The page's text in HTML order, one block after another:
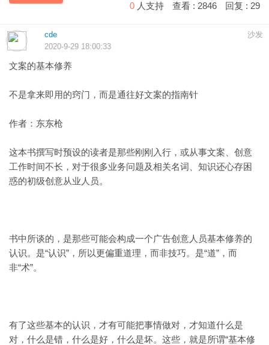
0 人支持 查看 : 2846 回复 : 29
沙发
cde
2020-9-29 18:00:33
文案的基本修养
不是拿来即用的窍门，而是通往好文案的指南针
作者：东东枪
这本书撰写时预设的读者是那些刚刚入行，或从事文案、创意
工作时间不长，对于很多业务问题及相关名词、知识还心存困
惑的初级创意从业人员。
书中所谈的，是那些可能会构成一个广告创意人员基本修养的
认识。是“认识”，所以更偏重道理，而非技巧。是“道”，而
非“术”。
有了这些基本的认识，才有可能把事情做对，才知道什么是
对，什么是错，什么是好，什么是坏。这些，就是所谓“基本修